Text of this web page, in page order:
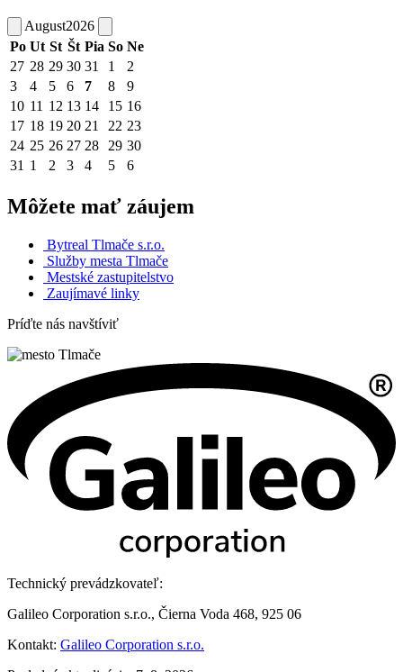
August2026
Po Ut St Št Pia So Ne
27 28 29 30 31 1
2
3
4 5 6 7 8
9
10 11 12 13 14 15 16
17 18 19 20 21 22 23
24 25 26 27 28 29 30
31 1 2 3 4 5 6
Môžete mať záujem
Bytreal Tlmače s.r.o.
Služby mesta Tlmače
Mestské zastupitelstvo
Zaujímavé linky
Príďte nás navštíviť
Technický prevádzkovateľ:
Galileo Corporation s.r.o., Čierna Voda 468, 925 06
Kontakt: Galileo Corporation s.r.o.